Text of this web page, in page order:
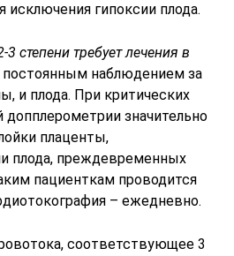
гипоксии плода.
степени требует лечения в
постоянным наблюдением за
и плода. При критических
допплерометрии значительно
плаценты,
плода, преждевременных
пациенткам проводится
– ежедневно.
соответствующее 3